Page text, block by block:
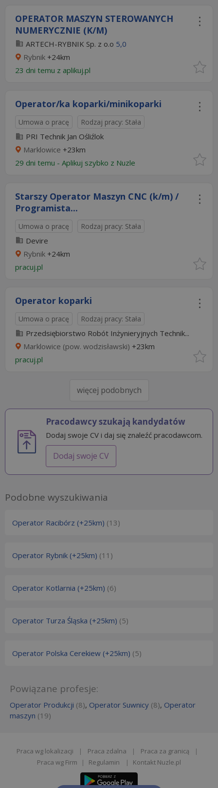
OPERATOR MASZYN STEROWANYCH
NUMERYCZNIE (K/M)
ARTECH-RYBNIK Sp. z o.o 5,0
Rybnik +24km
23 dni temu z aplikuj.pl
Operator/ka koparki/minikoparki
Umowa o pracę Rodzaj pracy: Stała
PRI Technik Jan Ośliźlok
Marklowice +23km
29 dni temu - Aplikuj szybko z Nuzle
Starszy Operator Maszyn CNC (k/m) /
Programista...
Umowa o pracę Rodzaj pracy: Stała
Devire
Rybnik +24km
pracuj.pl
Operator koparki
Umowa o pracę Rodzaj pracy: Stała
Przedsiębiorstwo Robót Inżynieryjnych Technik...
Marklowice (pow. wodzisławski) +23km
pracuj.pl
więcej podobnych
Pracodawcy szukają kandydatów
Dodaj swoje CV i daj się znaleźć pracodawcom.
Dodaj swoje CV
Podobne wyszukiwania
Operator Racibórz (+25km) (13)
Operator Rybnik (+25km) (11)
Operator Kotlarnia (+25km) (6)
Operator Turza Śląska (+25km) (5)
Operator Polska Cerekiew (+25km) (5)
Powiązane profesje:
Operator Produkcji (8), Operator Suwnicy (8), Operator
maszyn (19)
Praca wg lokalizacji | Praca zdalna | Praca za granicą
|
Praca wg Firm
| Regulamin | Kontakt Nuzle.pl